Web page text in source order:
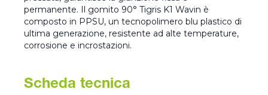
permanente. Il gomito 90° Tigris K1 Wavin è
composto in PPSU, un tecnopolimero blu plastico di
ultima generazione, resistente ad alte temperature,
corrosione e incrostazioni.
Scheda tecnica